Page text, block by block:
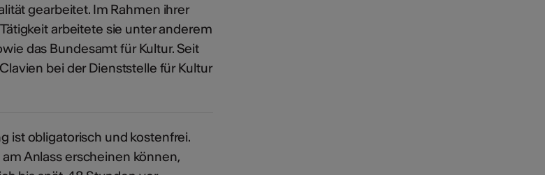
gearbeitet. Im Rahmen ihrer
arbeitete sie unter anderem
das Bundesamt für Kultur. Seit
bei der Dienststelle für Kultur
ist obligatorisch und kostenfrei.
Anlass erscheinen können,